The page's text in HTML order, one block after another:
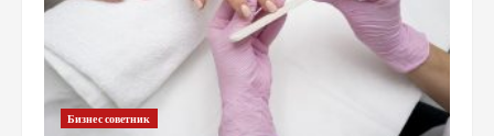
Бизнес советник